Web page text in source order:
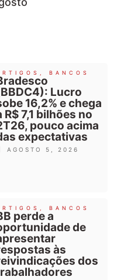
BANCOS
Lucro
16,2% e chega
R$ 7,1 bilhões no
pouco acima
expectativas
AGOSTO 5, 2026
BANCOS
perde a
de
às
dos